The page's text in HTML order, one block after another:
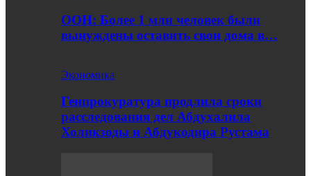
ООН: Более 1 млн человек были
вынуждены оставить свои дома в…
Экономика
Генпрокуратура продлила сроки
расследования дел Абдухалила
Холикзоды и Абдукодира Рустама